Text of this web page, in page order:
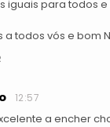
iguais para todos
a todos vós e bom
12:57
a encher